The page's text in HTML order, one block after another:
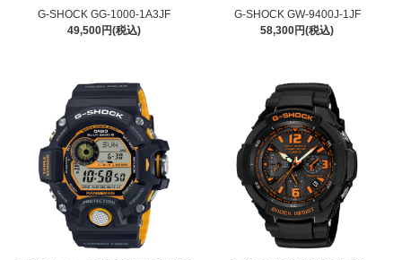
G-SHOCK GG-1000-1A3JF
49,500円(税込)
G-SHOCK GW-9400J-1JF
58,300円(税込)